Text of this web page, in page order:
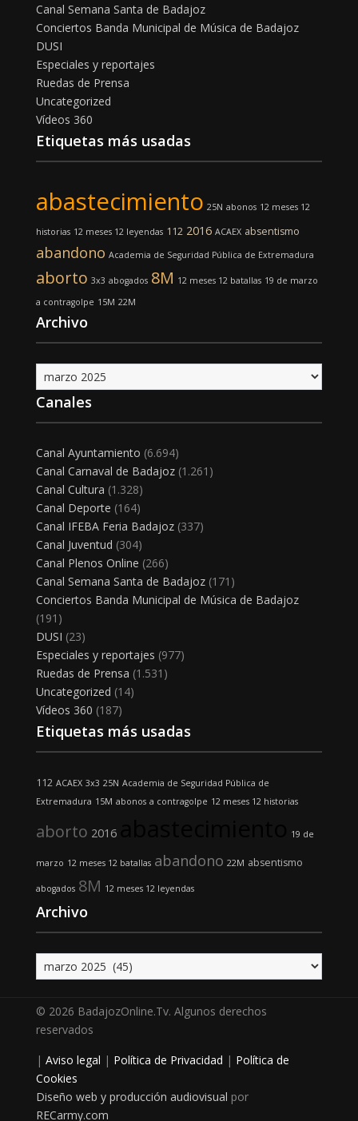
Canal Semana Santa de Badajoz
Conciertos Banda Municipal de Música de Badajoz
DUSI
Especiales y reportajes
Ruedas de Prensa
Uncategorized
Vídeos 360
Etiquetas más usadas
abastecimiento 25N abonos 12 meses 12
historias 12 meses 12 leyendas 112 2016 ACAEX absentismo
abandono Academia de Seguridad Pública de Extremadura
aborto 3x3 abogados 8M 12 meses 12 batallas 19 de marzo
a contragolpe 15M 22M
Archivo
Archivo
Canales
Canal Ayuntamiento (6.694)
Canal Carnaval de Badajoz(1.261)
Canal Cultura (1.328)
Canal Deporte (164)
Canal IFEBA Feria Badajoz(337)
Canal Juventud (304)
Canal Plenos Online (266)
Canal Semana Santa de Badajoz(171)
Conciertos Banda Municipal de Música de Badajoz
(191)
DUSI (23)
Especiales y reportajes (977)
Ruedas de Prensa (1.531)
Uncategorized (14)
Vídeos 360 (187)
Etiquetas más usadas
112 ACAEX 3x3 25N Academia de Seguridad Pública de
Extremadura 15M abonos a contragolpe 12 meses 12 historias
aborto 2016 19 de
marzo 12 meses 12 batallas abandono 22M absentismo
abogados 8M 12 meses 12 leyendas
Archivo
Archivo
© 2026 BadajozOnline.Tv. Algunos derechos
reservados
| Aviso legal | Política de Privacidad | Política de
Cookies
Diseño web y producción audiovisual por
RECarmy.com